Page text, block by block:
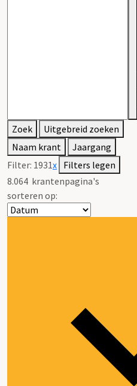
Zoek
Uitgebreid zoeken
Naam krant
Jaargang
Filter: 1931x Filters legen
8.064 krantenpagina's
sorteren op: